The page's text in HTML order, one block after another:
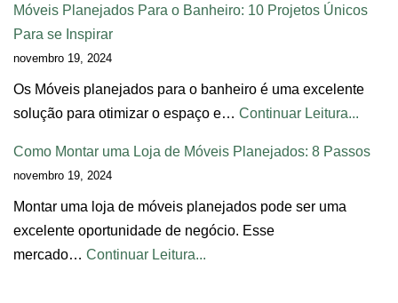
Móveis Planejados Para o Banheiro: 10 Projetos Únicos
Para se Inspirar
novembro 19, 2024
Os Móveis planejados para o banheiro é uma excelente
solução para otimizar o espaço e… Continuar Leitura...
Como Montar uma Loja de Móveis Planejados: 8 Passos
novembro 19, 2024
Montar uma loja de móveis planejados pode ser uma
excelente oportunidade de negócio. Esse
mercado… Continuar Leitura...